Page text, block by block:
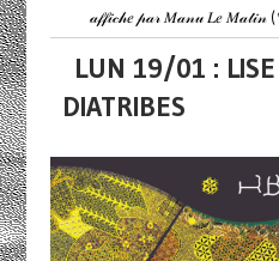
𝒶𝒻𝒻𝒾𝒸𝒽𝑒 𝓅𝒶𝓇 𝑀𝒶𝓃𝓊 𝐿𝑒 𝑀𝒶𝓉𝒾𝓃
LUN 19/01 : LISE
DIATRIBES